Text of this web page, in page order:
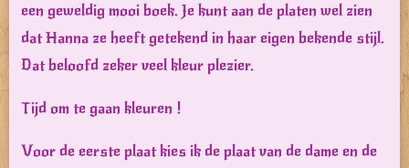
een geweldig mooi boek. Je kunt aan de platen wel zien
dat Hanna ze heeft getekend in haar eigen bekende stijl.
Dat beloofd zeker veel kleur plezier.
Tijd om te gaan kleuren !
Voor de eerste plaat kies ik de plaat van de dame en de